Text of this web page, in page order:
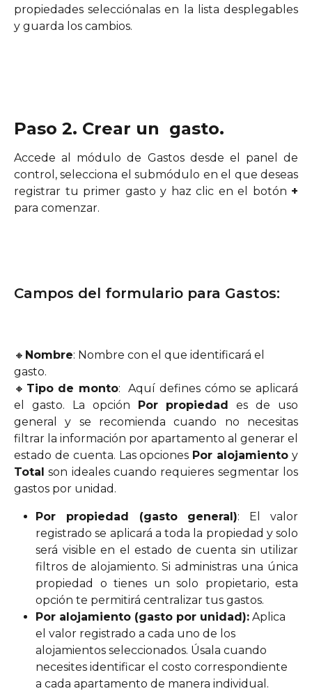
propiedades selecciónalas en la lista desplegables
y guarda los cambios.
Paso 2. Crear un  gasto.
Accede al módulo de Gastos desde el panel de
control, selecciona el submódulo en el que deseas
registrar tu primer gasto y haz clic en el botón +
para comenzar.
Campos del formulario para Gastos:
🔸 Nombre: Nombre con el que identificará el
gasto.
🔸 Tipo de monto: Aquí defines cómo se aplicará
el gasto. La opción Por propiedad es de uso
general y se recomienda cuando no necesitas
filtrar la información por apartamento al generar el
estado de cuenta. Las opciones Por alojamiento y
Total son ideales cuando requieres segmentar los
gastos por unidad.
Por propiedad (gasto general): El valor
registrado se aplicará a toda la propiedad y solo
será visible en el estado de cuenta sin utilizar
filtros de alojamiento. Si administras una única
propiedad o tienes un solo propietario, esta
opción te permitirá centralizar tus gastos.
Por alojamiento (gasto por unidad): Aplica
el valor registrado a cada uno de los
alojamientos seleccionados. Úsala cuando
necesites identificar el costo correspondiente
a cada apartamento de manera individual.